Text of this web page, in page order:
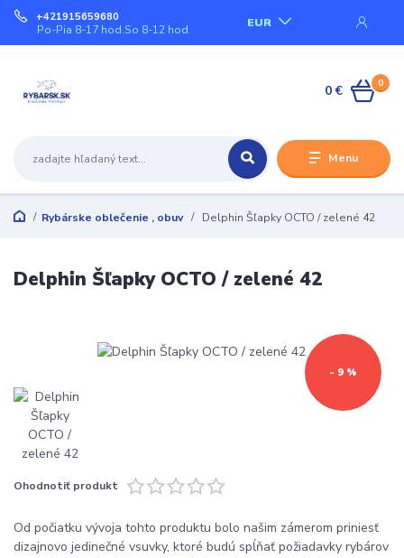
Menu
EUR
+421915659680
Po-Pia 8-17 hod.So 8-12 hod.
0
0 €
Rybárske oblečenie , obuv Delphin Šľapky OCTO / zelené 42
Delphin Šľapky OCTO / zelené 42
- 9 %
Ohodnotiť produkt
Od počiatku vývoja tohto produktu bolo našim zámerom priniesť
dizajnovo jedinečné vsuvky, ktoré budú spĺňať požiadavky rybárov